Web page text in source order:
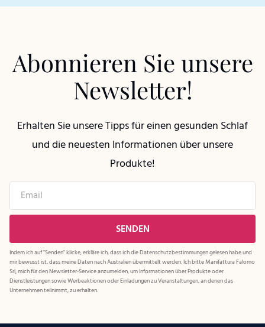
Abonnieren Sie unsere
Newsletter!
Erhalten Sie unsere Tipps für einen gesunden Schlaf
und die neuesten Informationen über unsere
Produkte!
Indem ich auf "Senden" klicke, erkläre ich, dass ich dieDatenschutzbestimmungengelesen habe und
mir bewusst ist, dass meine Daten nach Australien übermittelt werden. Ich bitte Manifattura Falomo
Srl, mich für den Newsletter-Service anzumelden, um Informationen über Produkte oder
Dienstleistungen sowie Werbeaktionen oder Einladungen zu Veranstaltungen, an denen das
Unternehmen teilnimmt, zu erhalten.